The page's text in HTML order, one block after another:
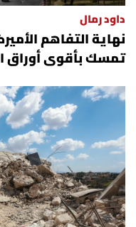
داود رمال
نهاية التفاهم
تمسك بأقوى أوراق